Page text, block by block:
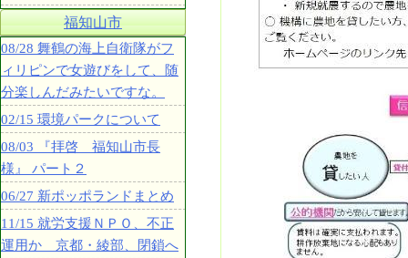
福知山市
08/28 舞鶴の海上自衛隊がフ
ィリピンで女遊びをして、随
分楽しんだみたいですな。
02/15 環境パークについて
08/03 『拝啓 福知山市長
様』 パート２
06/27 新ポッポランドまとめ
11/15 就労支援ＮＰＯ、不正
運用か 京都・綾部、閉鎖へ